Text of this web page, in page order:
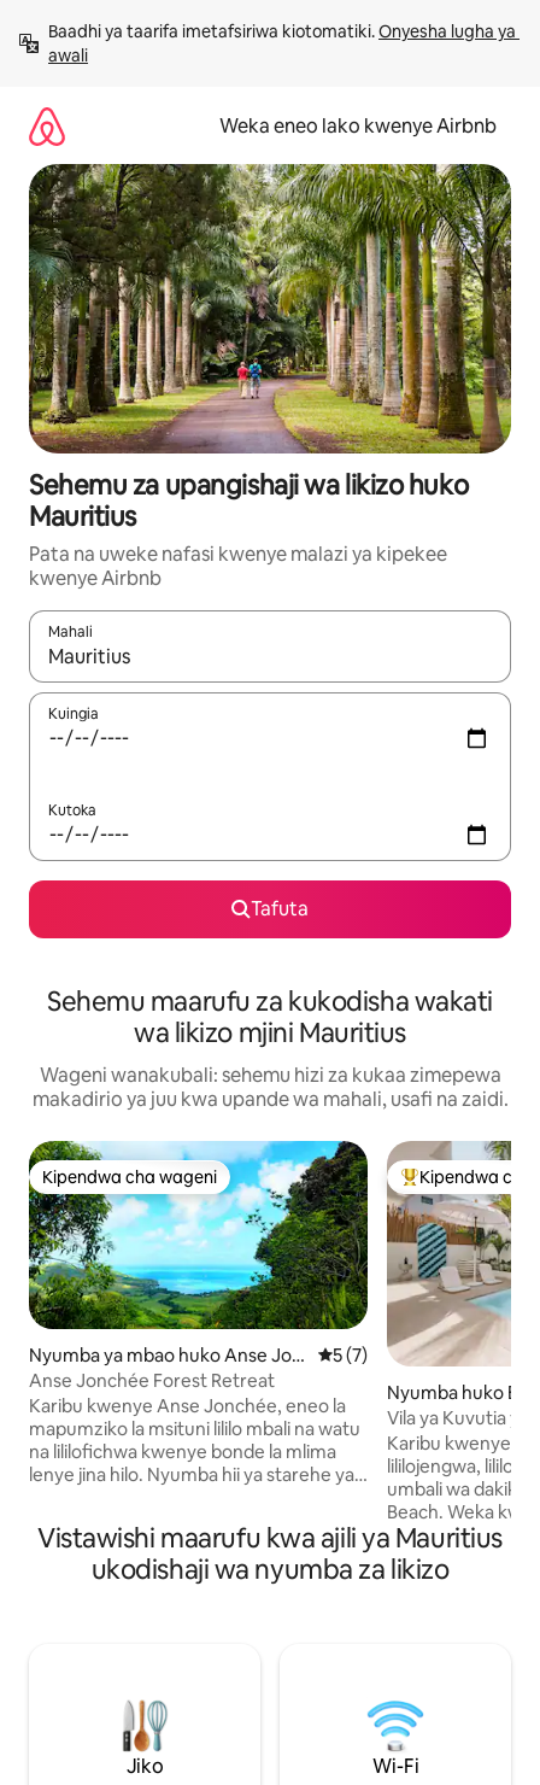
kwenda
kwenye
Baadhi ya taarifa imetafsiriwa kiotomatiki. Onyesha lugha ya
awali
Weka eneo lako kwenye Airbnb
Sehemu za upangishaji wa likizo huko
Mauritius
Pata na uweke nafasi kwenye malazi ya kipekee
kwenye Airbnb
Mahali
Wakati matokeo yanapatikana, vinjari kwa kutumia vitufe vya
Kuingia
Kutoka
Tafuta
Sehemu maarufu za kukodisha wakati
wa likizo mjini Mauritius
Wageni wanakubali: sehemu hizi za kukaa zimepewa
makadirio ya juu kwa upande wa mahali, usafi na zaidi.
Kipendwa cha wageni
Kipendwa cha wageni
Nyumba ya mbao huko Anse Jon
chée
Ukadiriaji wa wastani wa 5
5 (7)
Anse Jonchée Forest Retreat
Karibu kwenye Anse Jonchée, eneo la
mapumziko la msituni lililo mbali na watu
na lililofichwa kwenye bonde la mlima
lenye jina hilo. Nyumba hii ya starehe ya
ajili ya faragha kamili na kujitenga na
ulimwengu wa nje. Hakuna televisheni,
hakuna Wi-Fi na hakuna majirani — kuna
ajili ya matamanio mapya, uwazi na nia.
Kuanza upya kwa kweli huanza na
mapumziko, na utulivu si mapumziko,
bali ni maandalizi ya hatua inayofuata.
Kipendwa
Kipendwa cha
Nyumba huko
Vila ya Kuvutia ya
- Vila za Searenity
Karibu kwenye
lililojengwa,
umbali wa dakika
Beach. Weka kwenye njia tulivu ya
makazi lakini
mikahawa,
msingi mzuri wa
ufukweni. Katika m² 150, ni ya karibu
lakini yenye hewa
wanandoa,
au mtu yeyote
Vistawishi maarufu kwa ajili ya Mauritius
ukodishaji wa nyumba za likizo
Jiko Wi-Fi